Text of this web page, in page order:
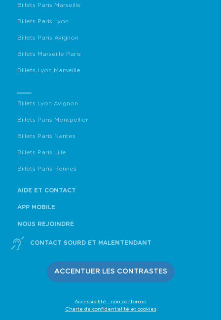
Billets Paris Marseille
Billets Paris Lyon
Billets Paris Avignon
Billets Marseille Paris
Billets Lyon Marseille
Billets Lyon Avignon
Billets Paris Montpellier
Billets Paris Nantes
Billets Paris Lille
Billets Paris Rennes
AIDE ET CONTACT
APP MOBILE
NOUS REJOINDRE
CONTACT SOURD ET MALENTENDANT
ACCENTUER LES CONTRASTES
Accessibilité : non conforme
Charte de confidentialité et cookies